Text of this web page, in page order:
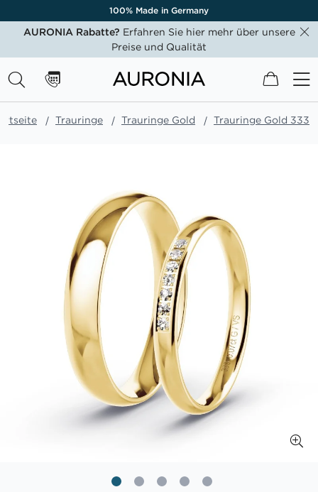
100% Made in Germany
AURONIA Rabatte? Erfahren Sie hier mehr über unsere
Preise und Qualität
Mein
Trauringe Trauringe Gold Trauringe Gold 333